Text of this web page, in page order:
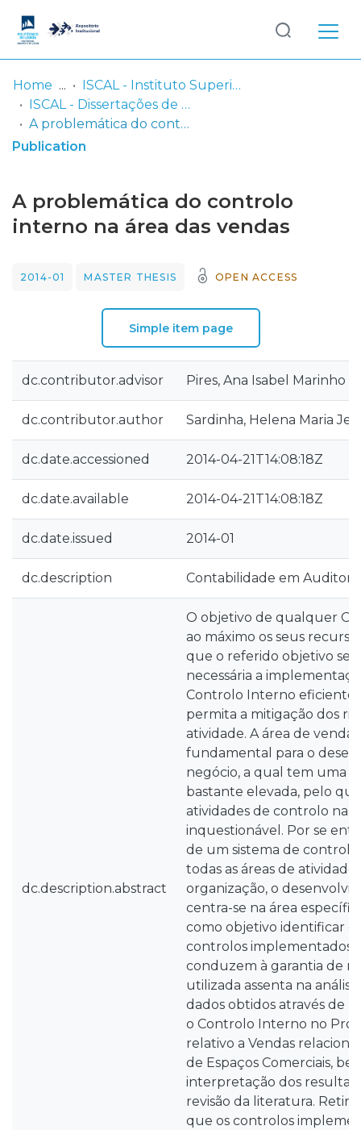
Communities
& Collections
Entities
Log
In
Home
ISCAL - Instituto Superior de Contabilidade e Administração de Lisboa
ISCAL - Dissertações de Mestrado
A problemática do controlo interno na área das vendas
Publication
A problemática do controlo
interno na área das vendas
2014-01 MASTER THESIS OPEN ACCESS
Simple item page
dc.contributor.advisor Pires, Ana Isabel Marinho
dc.contributor.author Sardinha, Helena Maria
dc.date.accessioned 2014-04-21T14:08:18Z
dc.date.available 2014-04-21T14:08:18Z
dc.date.issued 2014-01
dc.description Contabilidade em Auditoria
dc.description.abstract
O objetivo de qualquer
ao máximo os seus
que o referido objetivo
necessária a
Controlo Interno eficiente
permita a mitigação dos
atividade. A área de
fundamental para o
negócio, a qual tem uma
bastante elevada, pelo
atividades de controlo na
inquestionável. Por se
de um sistema de
todas as áreas de
organização, o
centra-se na área
como objetivo identificar
controlos implementados,
conduzem à garantia de
utilizada assenta na
dados obtidos através de
o Controlo Interno no
relativo a Vendas
de Espaços Comerciais,
interpretação dos
revisão da literatura.
que os controlos